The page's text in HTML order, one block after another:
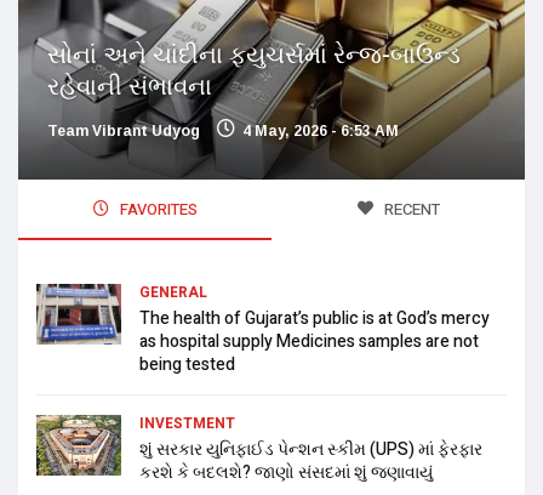
સોનાં અને ચાંદીના ફ્યુચર્સમાં રેન્જ-બાઉન્ડ
રહેવાની સંભાવના
Team Vibrant Udyog 4 May, 2026 - 6:53 AM
FAVORITES RECENT
GENERAL
The health of Gujarat’s public is at God’s mercy
as hospital supply Medicines samples are not
being tested
INVESTMENT
શું સરકાર યુનિફાઈડ પેન્શન સ્કીમ (UPS) માં ફેરફાર
કરશે કે બદલશે? જાણો સંસદમાં શું જણાવાયું